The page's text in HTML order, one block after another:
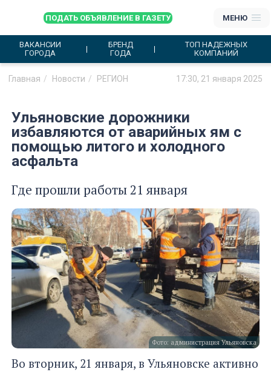
ПОДАТЬ ОБЪЯВЛЕНИЕ В ГАЗЕТУ МЕНЮ
ВАКАНСИИ
ГОРОДА
БРЕНД
ГОДА
ТОП НАДЕЖНЫХ
КОМПАНИЙ
Главная Новости РЕГИОН 17:30, 21 января 2025
Ульяновские дорожники
избавляются от аварийных ям с
помощью литого и холодного
асфальта
Где прошли работы 21 января
Фото: администрация Ульяновска
Во вторник, 21 января, в Ульяновске активно